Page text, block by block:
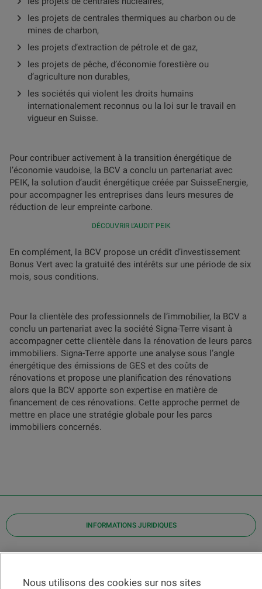
les projets de centrales thermiques au charbon ou de
mines de charbon,
les projets d’extraction de pétrole et de gaz,
les projets de pêche, d’économie forestière ou
d’agriculture non durables,
les sociétés qui violent les droits humains
internationalement reconnus ou la loi sur le travail en
vigueur en Suisse.
Pour contribuer activement à la transition énergétique de
l’économie vaudoise, la BCV a conclu un partenariat avec
PEIK, la solution d’audit énergétique créée par SuisseEnergie,
pour accompagner les entreprises dans leurs mesures de
réduction de leur empreinte carbone.
DÉCOUVRIR L’AUDIT PEIK
En complément, la BCV propose un crédit d’investissement
Bonus Vert avec la gratuité des intérêts sur une période de six
mois, sous conditions.
Pour la clientèle des professionnels de l’immobilier, la BCV a
conclu un partenariat avec la société Signa-Terre visant à
accompagner cette clientèle dans la rénovation de leurs parcs
immobiliers. Signa-Terre apporte une analyse sous l’angle
énergétique des émissions de GES et des coûts de
rénovations et propose une planification des rénovations
alors que la BCV apporte son expertise en matière de
financement de ces rénovations. Cette approche permet de
mettre en place une stratégie globale pour les parcs
immobiliers concernés.
INFORMATIONS JURIDIQUES
Localiser une agence
Nous utilisons des cookies sur nos sites